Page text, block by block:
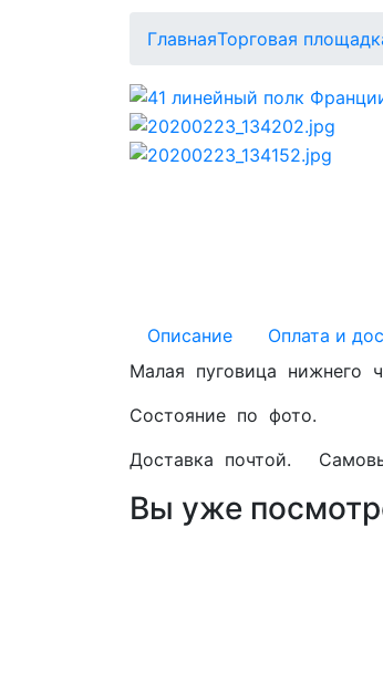
ГлавнаяТорговая
Описание
Оплата и
Малая пуговица нижнего
Состояние по фото.
Доставка почтой.
Вы уже